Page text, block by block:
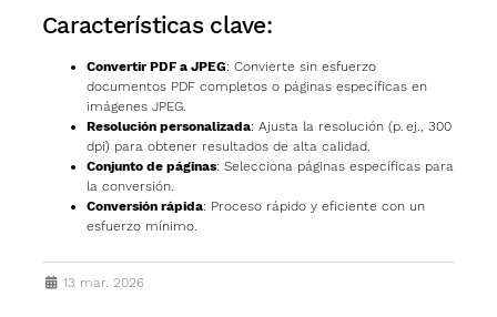
Características clave:
Convertir PDF a JPEG: Convierte sin esfuerzo
documentos PDF completos o páginas específicas en
imágenes JPEG.
Resolución personalizada: Ajusta la resolución (p. ej., 300
dpi) para obtener resultados de alta calidad.
Conjunto de páginas: Selecciona páginas específicas para
la conversión.
Conversión rápida: Proceso rápido y eficiente con un
esfuerzo mínimo.
13 mar. 2026